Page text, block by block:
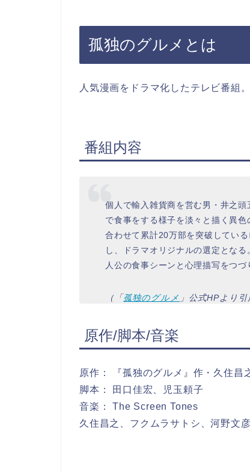
孤独のグルメとは
人気漫画をドラマ化したテレビ番組
番組内容
個人で輸入雑貨商を営む男・井之
で食事をする様子を淡々と描く異
合わせて累計20万部を突破してい
し、ドラマオリジナルの選定とな
人公の食事シーンと心理描写をつ
（「 孤独のグルメ 」公式HPより引
原作/脚本/音楽
原作： 『孤独のグルメ』作・久住昌
脚本： 田口佳宏、児玉頼子
音楽： The Screen Tones
久住昌之、フクムラサトシ、河野文